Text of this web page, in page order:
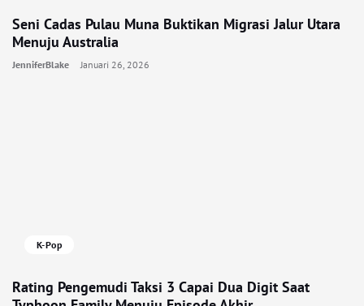
Seni Cadas Pulau Muna Buktikan Migrasi Jalur Utara
Menuju Australia
JenniferBlake Januari 26, 2026
K-Pop
Rating Pengemudi Taksi 3 Capai Dua Digit Saat